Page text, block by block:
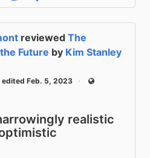
reviewed The
Future by Kim Stanley
edited Feb. 5, 2023 Public
realistic